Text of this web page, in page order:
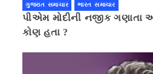
ગુજરાત સમાચાર ભારત સમાચાર
પીએમ મોદીની નજીક ગણાતા
કોણ હતા ?